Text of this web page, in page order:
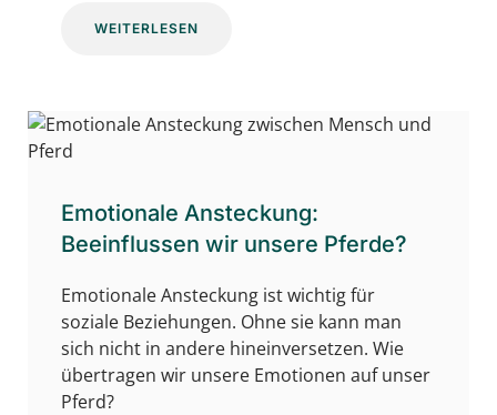
WEITERLESEN
Emotionale Ansteckung:
Beeinflussen wir unsere Pferde?
Emotionale Ansteckung ist wichtig für
soziale Beziehungen. Ohne sie kann man
sich nicht in andere hineinversetzen. Wie
übertragen wir unsere Emotionen auf unser
Pferd?